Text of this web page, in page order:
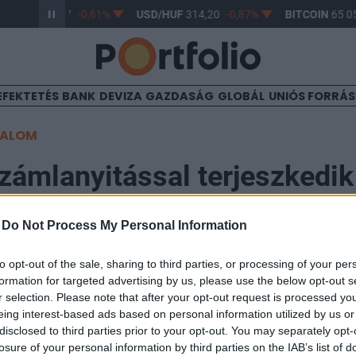
Do Not Process My Personal Information
opt-out of the sale, sharing to third parties, or processing of your
for targeted advertising by us, please use the below opt-out
selection. Please note that after your opt-out request is processed
interest-based ads based on personal information utilized by us
to third parties prior to your opt-out. You may separately
of your personal information by third parties on the IAB’s list of
363,17 -0,61% USD/HUF 314,20 -0,87% BITCOIN65
BANK DEVIZA GAZDASÁG GLOBÁL UNIÓS
terjeszkedik
számlát nyithatnak a Romániában élő ügyfelek a
technológiai hátteret ehhez az Onfido biztosítja -